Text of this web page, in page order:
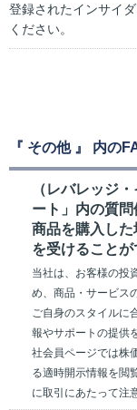
登録されたインサイ
ください。
『 その他 』 内の
（レバレッジ
ート」内の質
商品を購入し
を受けることが
当社は、お客様の投
め、商品・サービス
ご自身のスタイルに
報やサポートの提供
社会員ページでは株
る適時開示情報を閲
に取引にあたって注